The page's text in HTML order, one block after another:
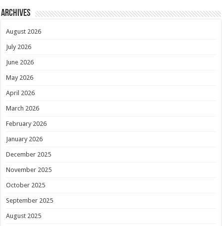
Archives
August 2026
July 2026
June 2026
May 2026
April 2026
March 2026
February 2026
January 2026
December 2025
November 2025
October 2025
September 2025
August 2025